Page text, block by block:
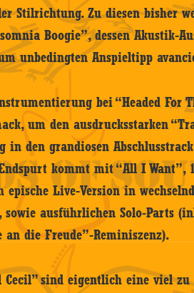
Stilrichtung. Zu diesen bisher
Boogie”, dessen Akustik-
unbedingten Anspieltipp
bei “Headed For
um den ausdrucksstarken
in den grandiosen
kommt mit “All I Want”,
Live-Version in
sowie ausführlichen Solo-Parts
an die Freude”-Reminiszenz).
Cecil” sind eigentlich eine viel zu